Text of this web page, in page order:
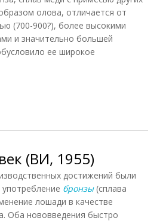
олова, отличается от
(700-900?), более высокими
и значительно большей
ее широкое
(ВИ, 1955)
достижений были
бронзы(сплава
лошади в качестве
Оба нововведения быстро